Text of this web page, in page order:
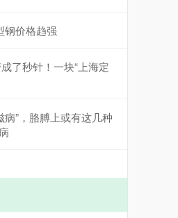
钢价格趋强
了秒针！一块“上海定
”，胳膊上或有这几种